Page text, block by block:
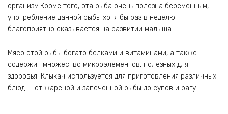
организм.Кроме того, эта рыба очень полезна беременным,
употребление данной рыбы хотя бы раз в неделю
благоприятно сказывается на развитии малыша.
Мясо этой рыбы богато белками и витаминами, а также
содержит множество микроэлементов, полезных для
здоровья. Клыкач используется для приготовления различных
блюд — от жареной и запеченной рыбы до супов и рагу.